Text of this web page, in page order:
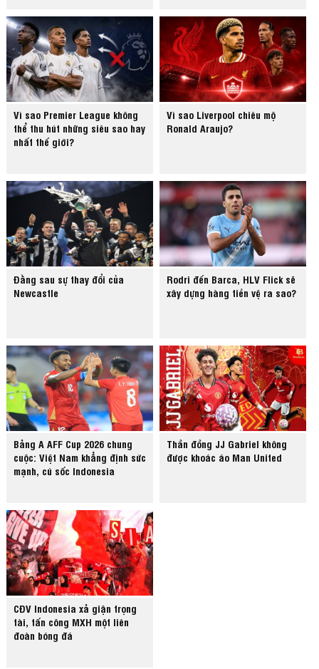
Vì sao Premier League không
thể thu hút những siêu sao hay
nhất thế giới?
Vì sao Liverpool chiêu mộ
Ronald Araujo?
Đằng sau sự thay đổi của
Newcastle
Rodri đến Barca, HLV Flick sẽ
xây dựng hàng tiền vệ ra sao?
Bảng A AFF Cup 2026 chung
cuộc: Việt Nam khẳng định sức
mạnh, cú sốc Indonesia
Thần đồng JJ Gabriel không
được khoác áo Man United
CĐV Indonesia xả giận trọng
tài, tấn công MXH một liên
đoàn bóng đá